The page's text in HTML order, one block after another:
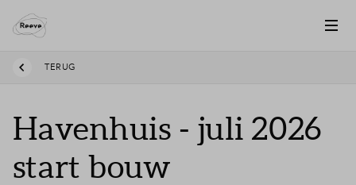
TERUG
Havenhuis - juli 2026
start bouw